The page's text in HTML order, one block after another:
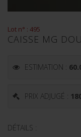
Lot n° : 495
CAISSE MG
ESTIMATION :
PRIX ADJUGÉ :
DÉTAILS :